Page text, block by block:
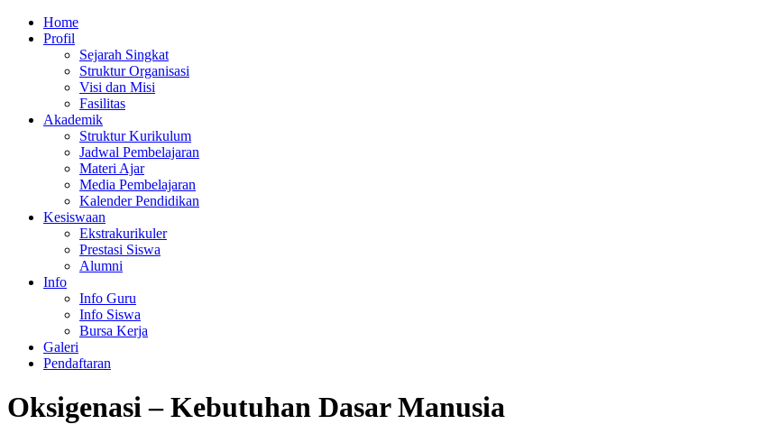
Home
Profil
Sejarah Singkat
Struktur Organisasi
Visi dan Misi
Fasilitas
Akademik
Struktur Kurikulum
Jadwal Pembelajaran
Materi Ajar
Media Pembelajaran
Kalender Pendidikan
Kesiswaan
Ekstrakurikuler
Prestasi Siswa
Alumni
Info
Info Guru
Info Siswa
Bursa Kerja
Galeri
Pendaftaran
Oksigenasi – Kebutuhan Dasar Manusia